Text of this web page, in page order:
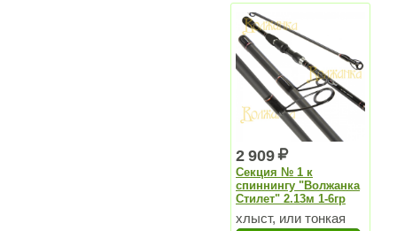
2 909
Секция № 1 к
спиннингу "Волжанка
Стилет" 2.13м 1-6гр
хлыст, или тонкая